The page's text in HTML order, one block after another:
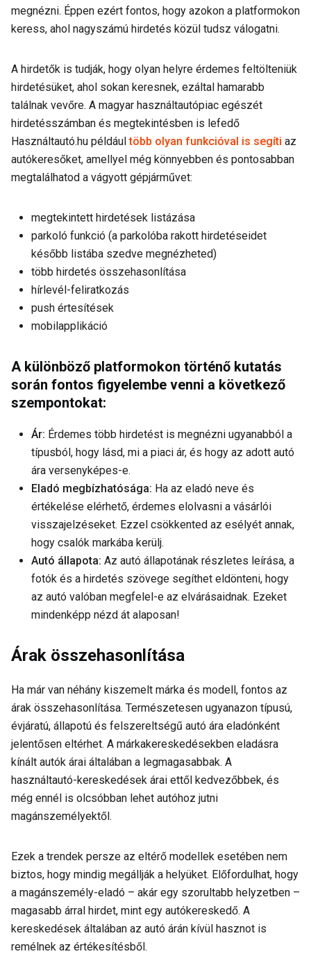
megnézni. Éppen ezért fontos, hogy azokon a platformokon
keress, ahol nagyszámú hirdetés közül tudsz válogatni.
A hirdetők is tudják, hogy olyan helyre érdemes feltölteniük
hirdetésüket, ahol sokan keresnek, ezáltal hamarabb
találnak vevőre. A magyar használtautópiac egészét
hirdetésszámban és megtekintésben is lefedő
Használtautó.hu példáultöbb olyan funkcióval is segíti az
autókeresőket, amellyel még könnyebben és pontosabban
megtalálhatod a vágyott gépjárművet:
megtekintett hirdetések listázása
parkoló funkció (a parkolóba rakott hirdetéseidet
később listába szedve megnézheted)
több hirdetés összehasonlítása
hírlevél-feliratkozás
push értesítések
mobilapplikáció
A különböző platformokon történő kutatás
során fontos figyelembe venni a következő
szempontokat:
Ár: Érdemes több hirdetést is megnézni ugyanabból a
típusból, hogy lásd, mi a piaci ár, és hogy az adott autó
ára versenyképes-e.
Eladó megbízhatósága: Ha az eladó neve és
értékelése elérhető, érdemes elolvasni a vásárlói
visszajelzéseket. Ezzel csökkented az esélyét annak,
hogy csalók markába kerülj.
Autó állapota: Az autó állapotának részletes leírása, a
fotók és a hirdetés szövege segíthet eldönteni, hogy
az autó valóban megfelel-e az elvárásaidnak. Ezeket
mindenképp nézd át alaposan!
Árak összehasonlítása
Ha már van néhány kiszemelt márka és modell, fontos az
árak összehasonlítása. Természetesen ugyanazon típusú,
évjáratú, állapotú és felszereltségű autó ára eladónként
jelentősen eltérhet. A márkakereskedésekben eladásra
kínált autók árai általában a legmagasabbak. A
használtautó-kereskedések árai ettől kedvezőbbek, és
még ennél is olcsóbban lehet autóhoz jutni
magánszemélyektől.
Ezek a trendek persze az eltérő modellek esetében nem
biztos, hogy mindig megállják a helyüket. Előfordulhat, hogy
a magánszemély-eladó – akár egy szorultabb helyzetben –
magasabb árral hirdet, mint egy autókereskedő. A
kereskedések általában az autó árán kívül hasznot is
remélnek az értékesítésből.